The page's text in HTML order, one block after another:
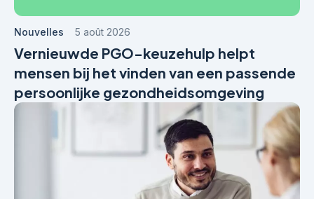
Nouvelles 5 août 2026
Vernieuwde PGO-keuzehulp helpt
mensen bij het vinden van een passende
persoonlijke gezondheidsomgeving